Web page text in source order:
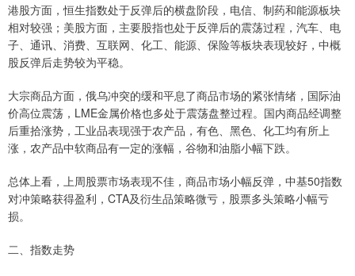
港股方面，恒生指数处于反弹后的横盘阶段，电信、制药和能源板块
相对较强；美股方面，主要股指也处于反弹后的震荡过程，汽车、电
子、通讯、消费、互联网、化工、能源、保险等板块表现较好，中概
股反弹后走势较为平稳。
大宗商品方面，俄乌冲突的缓和平息了商品市场的紧张情绪，国际油
价高位震荡，LME金属价格也多处于震荡盘整过程。国内商品经调整
后重拾涨势，工业品表现强于农产品，有色、黑色、化工均有所上
涨，农产品中软商品有一定的涨幅，谷物和油脂小幅下跌。
总体上看，上周股票市场表现不佳，商品市场小幅反弹，中基50指数
对冲策略获得盈利，CTA及衍生品策略微亏，股票多头策略小幅亏
损。
二、指数走势